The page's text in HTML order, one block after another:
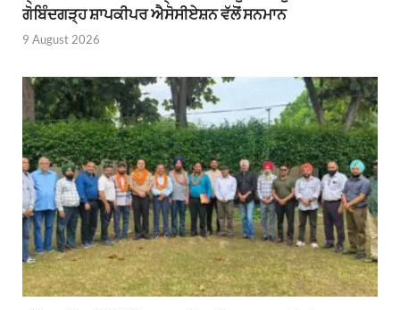
ਗੋਬਿੰਦਗੜ੍ਹ ਸ਼ਾਪਕੀਪਰ ਐਸੋਸੀਏਸ਼ਨ ਵੱਲੋਂ ਸਨਮਾਨ
9 August 2026